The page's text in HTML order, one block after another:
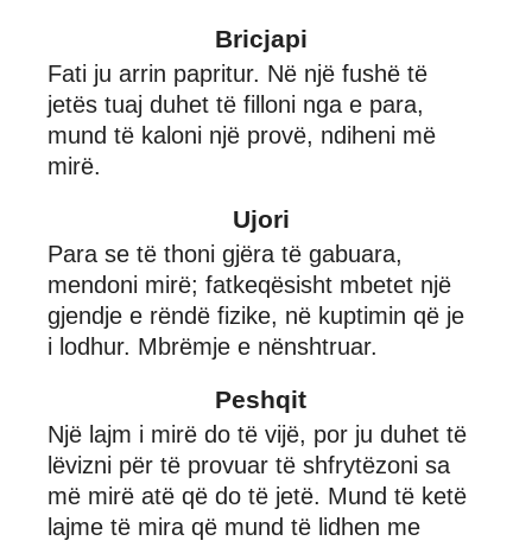
Bricjapi
Fati ju arrin papritur. Në një fushë të
jetës tuaj duhet të filloni nga e para,
mund të kaloni një provë, ndiheni më
mirë.
Ujori
Para se të thoni gjëra të gabuara,
mendoni mirë; fatkeqësisht mbetet një
gjendje e rëndë fizike, në kuptimin që je
i lodhur. Mbrëmje e nënshtruar.
Peshqit
Një lajm i mirë do të vijë, por ju duhet të
lëvizni për të provuar të shfrytëzoni sa
më mirë atë që do të jetë. Mund të ketë
lajme të mira që mund të lidhen me